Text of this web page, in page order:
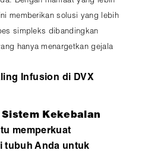
memberikan solusi yang lebih
simpleks dibandingkan
hanya menargetkan gejala
Infusion di DVX
Kekebalan
memperkuat
tubuh Anda untuk